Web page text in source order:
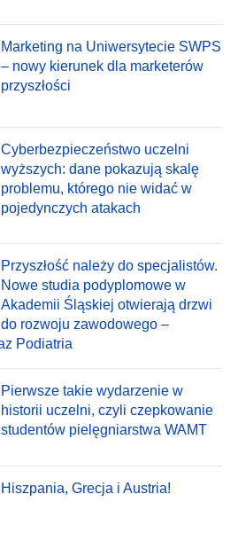
Marketing na Uniwersytecie SWPS
– nowy kierunek dla marketerów
przyszłości
Cyberbezpieczeństwo uczelni
wyższych: dane pokazują skalę
problemu, którego nie widać w
pojedynczych atakach
Przyszłość należy do specjalistów.
Nowe studia podyplomowe w
Akademii Śląskiej otwierają drzwi
do rozwoju zawodowego –
Podiatria
Pierwsze takie wydarzenie w
historii uczelni, czyli czepkowanie
studentów pielęgniarstwa WAMT
Hiszpania, Grecja i Austria!